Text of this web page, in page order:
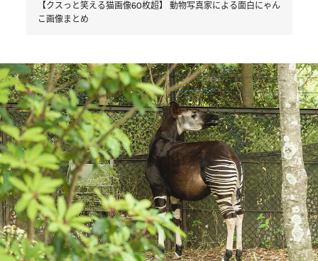
【クスっと笑える猫画像60枚超】 動物写真家による面白にゃん
こ画像まとめ